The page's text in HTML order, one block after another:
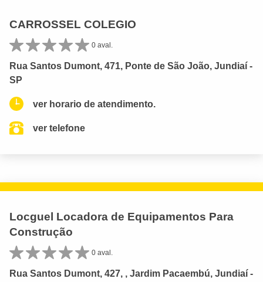
CARROSSEL COLEGIO
0 aval.
Rua Santos Dumont, 471, Ponte de São João, Jundiaí -
SP
ver horario de atendimento.
ver telefone
Locguel Locadora de Equipamentos Para
Construção
0 aval.
Rua Santos Dumont, 427, , Jardim Pacaembú, Jundiaí -